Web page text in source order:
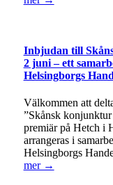
Inbjudan till
2 juni – ett
Helsingborgs
Välkommen att
”Skånsk
premiär på Hetch i
arrangeras i
Helsingborgs
mer →